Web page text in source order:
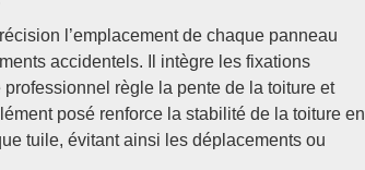
l’emplacement de chaque panneau
accidentels. Il intègre les fixations
règle la pente de la toiture et
posé renforce la stabilité de la toiture en
tuile, évitant ainsi les déplacements ou